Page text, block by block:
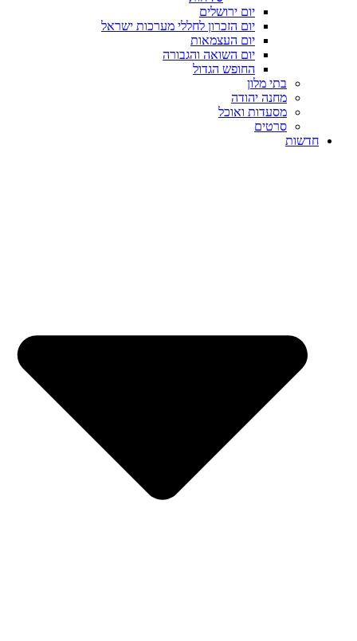
יום ירושלים
יום הזכרון לחללי מערכות ישראל
יום העצמאות
יום השואה והגבורה
החופש הגדול
בתי מלון
מחנה יהודה
מסעדות ואוכל
סרטים
חדשות